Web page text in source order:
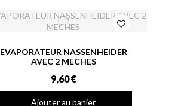
EVAPORATEUR NASSENHEIDER
AVEC 2 MECHES
9,60 €
Ajouter au panier